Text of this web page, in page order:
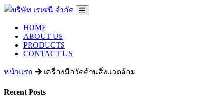
HOME
ABOUT US
PRODUCTS
CONTACT US
หน้าแรก เครื่องมือวัดด้านสิ่งแวดล้อม
Recent Posts